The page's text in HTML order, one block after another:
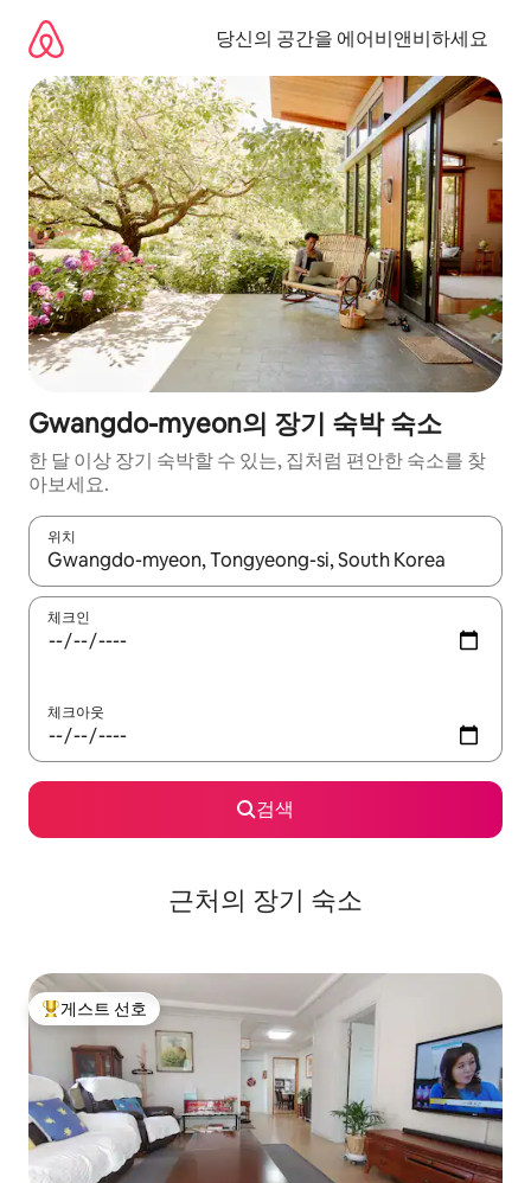
당신의 공간을 에어비앤비하세요
Gwangdo-myeon의 장기 숙박 숙소
한 달 이상 장기 숙박할 수 있는, 집처럼 편안한 숙소를 찾
아보세요.
위치
결과가 나오면 위·아래 화살표 키를 사용하거나 터치 또는 스와이
체크인
체크아웃
검색
근처의 장기 숙소
상위 게스트 선호
게스트 선호